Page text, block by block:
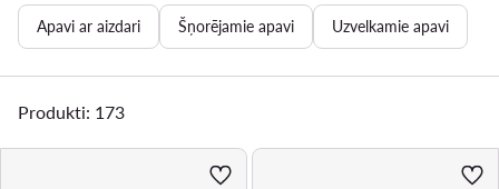
Apavi ar aizdari Šņorējamie apavi Uzvelkamie apavi
Produkti: 173